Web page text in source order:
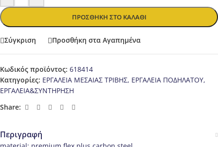
ΠΡΟΣΘΉΚΗ ΣΤΟ ΚΑΛΆΘΙ
Σύγκριση Προσθήκη στα Αγαπημένα
Κωδικός προϊόντος: 618414
Κατηγορίες: ΕΡΓΑΛΕΙΑ ΜΕΣΑΙΑΣ ΤΡΙΒΗΣ, ΕΡΓΑΛΕΙΑ ΠΟΔΗΛΑΤΟΥ,
ΕΡΓΑΛΕΙΑ&ΣΥΝΤΗΡΗΣΗ
Share:
Περιγραφή